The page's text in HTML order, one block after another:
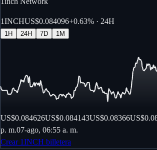
1INCHUS$0.084096+0.63% · 24H
1H 24H 7D 1M
US$0.084626US$0.084143US$0.08366
p. m.07-ago, 06:55 a. m.
Crear 1INCH billetera